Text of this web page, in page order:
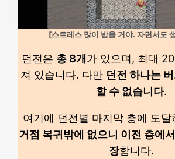
[스트레스 많이 받을 거야. 자면서도
던전은 총 8개 가 있으며, 최대
져 있습니다. 다만 던전 하나는
할 수 없습니다.
여기에 던전별 마지막 층에 도달
거점 복귀밖에 없으니 이전 층에
장합니다.